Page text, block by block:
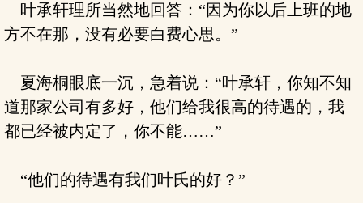
叶承轩理所当然地回答：“因为你以后上班的地
方不在那，没有必要白费心思。”
夏海桐眼底一沉，急着说：“叶承轩，你知不知
道那家公司有多好，他们给我很高的待遇的，我
都已经被内定了，你不能……”
“他们的待遇有我们叶氏的好？”